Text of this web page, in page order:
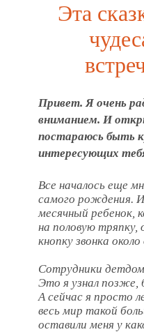
Эта
Привет. Я очень
вниманием. И
постараюсь быть
интересующих
Все началось еще
самого рождения.
месячный ребенок,
на половую
кнопку звонка
Сотрудники
Это я узнал позже,
А сейчас я просто
весь мир такой
оставили меня у